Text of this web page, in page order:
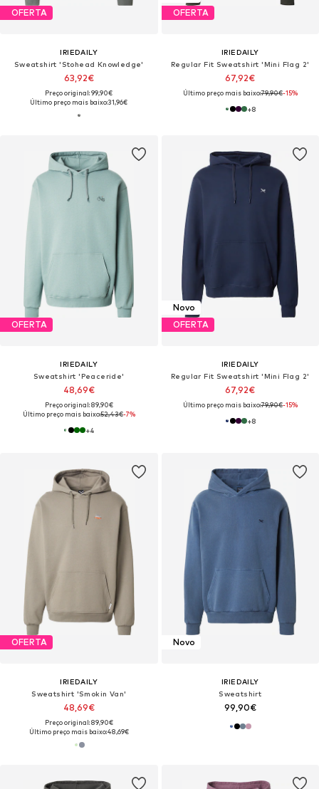
OFERTA
IRIEDAILY
Sweatshirt 'Stohead Knowledge'
63,92€
Preço original: 99,90€
Último preço mais baixo:31,96€
OFERTA
IRIEDAILY
Regular Fit Sweatshirt 'Mini Flag 2'
67,92€
Último preço mais baixo:79,90€-15%
+8
OFERTA
IRIEDAILY
Sweatshirt 'Peaceride'
48,69€
Preço original: 89,90€
Último preço mais baixo:52,43€-7%
+4
Novo
OFERTA
IRIEDAILY
Regular Fit Sweatshirt 'Mini Flag 2'
67,92€
Último preço mais baixo:79,90€-15%
+8
OFERTA
IRIEDAILY
Sweatshirt 'Smokin Van'
48,69€
Preço original: 89,90€
Último preço mais baixo:48,69€
Novo
IRIEDAILY
Sweatshirt
99,90€